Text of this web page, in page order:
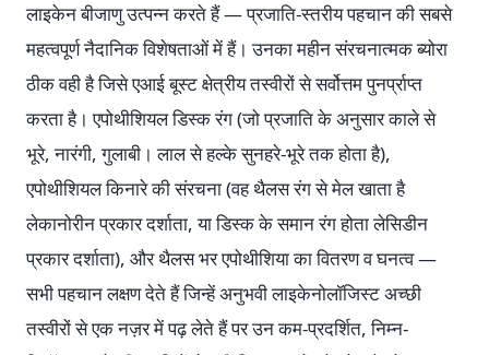
लाइकेन बीजाणु उत्पन्न करते हैं — प्रजाति-स्तरीय पहचान की सबसे
महत्वपूर्ण नैदानिक विशेषताओं में हैं। उनका महीन संरचनात्मक ब्योरा
ठीक वही है जिसे एआई बूस्ट क्षेत्रीय तस्वीरों से सर्वोत्तम पुनर्प्राप्त
करता है। एपोथीशियल डिस्क रंग (जो प्रजाति के अनुसार काले से
भूरे, नारंगी, गुलाबी। लाल से हल्के सुनहरे-भूरे तक होता है),
एपोथीशियल किनारे की संरचना (वह थैलस रंग से मेल खाता है
लेकानोरीन प्रकार दर्शाता, या डिस्क के समान रंग होता लेसिडीन
प्रकार दर्शाता), और थैलस भर एपोथीशिया का वितरण व घनत्व —
सभी पहचान लक्षण देते हैं जिन्हें अनुभवी लाइकेनोलॉजिस्ट अच्छी
तस्वीरों से एक नज़र में पढ़ लेते हैं पर उन कम-प्रदर्शित, निम्न-